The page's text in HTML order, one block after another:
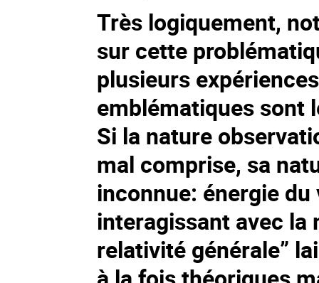
Très logiquement,
sur cette
plusieurs
emblématiques sont
Si la nature
mal comprise, sa
inconnue: énergie
interagissant avec la
relativité générale”